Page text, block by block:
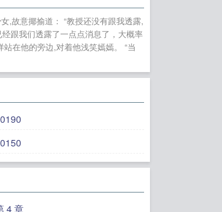
冷女主
,故意揶揄道： “教授还没有跟我透露,
跟我们透露了一点点消息了，大概率
在他的旁边,对着他浅笑嫣嫣。 “当
4 章